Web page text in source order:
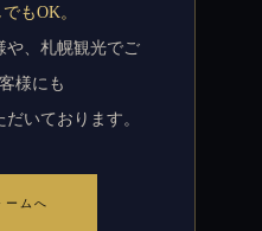
もOK。
や、札幌観光でご
様にも
いております。
ームへ